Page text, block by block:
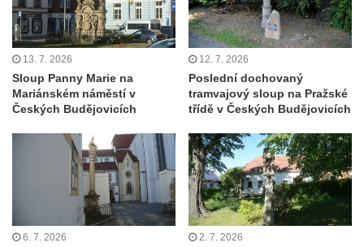
Sloup Panny Marie v Okrouhlické ulici v
Mimoni
Sloup se sochou Anny Samotřetí v Hrádku
nad Nisou
Sloup Panny Marie v Bělé pod Bezdězem
Sloup s kaplicí (boží muka) u Hvězdy
Sloup s kaplicí (boží muka) v Kyjích
Sloup Panny Marie v Třebechovicích pod
Orebem
Sloup Nejsvětější Trojice v Třebechovicích
13. 7. 2026
Sloup Panny Marie na
Mariánském náměstí v
Českých Budějovicích
12. 7. 2026
Poslední dochovaný
tramvajový sloup na Pražské
třídě v Českých Budějovicích
6. 7. 2026 2. 7. 2026